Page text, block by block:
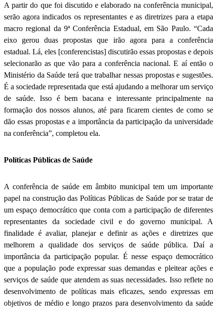
A partir do que foi discutido e elaborado na conferência municipal,
serão agora indicados os representantes e as diretrizes para a etapa
macro regional da 9ª Conferência Estadual, em São Paulo. “Cada
eixo gerou duas propostas que irão agora para a conferência
estadual. Lá, eles [conferencistas] discutirão essas propostas e depois
selecionarão as que vão para a conferência nacional. E aí então o
Ministério da Saúde terá que trabalhar nessas propostas e sugestões.
É a sociedade representada que está ajudando a melhorar um serviço
de saúde. Isso é bem bacana e interessante principalmente na
formação dos nossos alunos, até para ficarem cientes de como se
dão essas propostas e a importância da participação da universidade
na conferência”, completou ela.
Políticas Públicas de Saúde
A conferência de saúde em âmbito municipal tem um importante
papel na construção das Políticas Públicas de Saúde por se tratar de
um espaço democrático que conta com a participação de diferentes
representantes da sociedade civil e do governo municipal. A
finalidade é avaliar, planejar e definir as ações e diretrizes que
melhorem a qualidade dos serviços de saúde pública. Daí a
importância da participação popular. É nesse espaço democrático
que a população pode expressar suas demandas e pleitear ações e
serviços de saúde que atendem as suas necessidades. Isso reflete no
desenvolvimento de políticas mais eficazes, sendo expressas em
objetivos de médio e longo prazos para desenvolvimento da saúde